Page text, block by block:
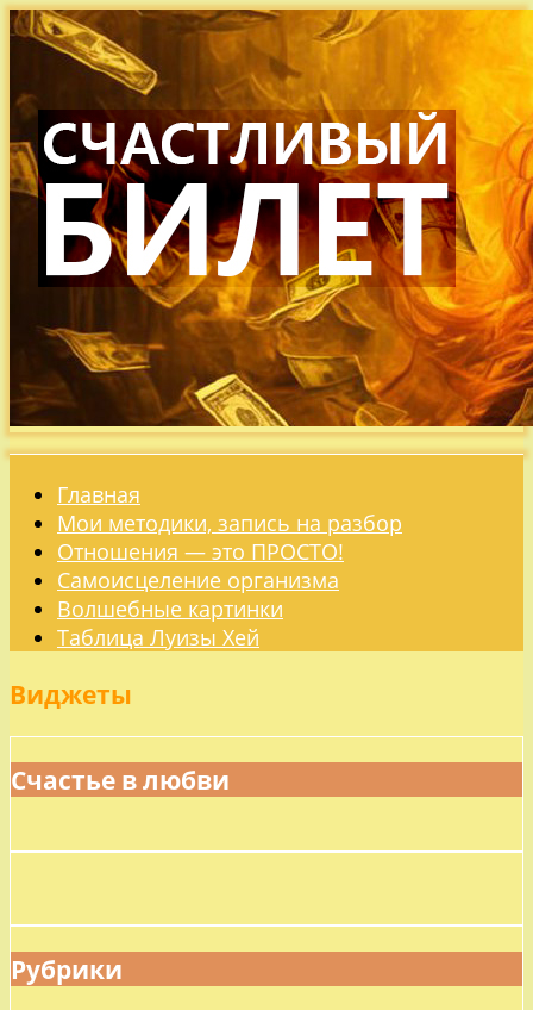
Главная
Мои методики, запись на разбор
Отношения — это ПРОСТО!
Самоисцеление организма
Волшебные картинки
Таблица Луизы Хей
Виджеты
Счастье в любви
Рубрики